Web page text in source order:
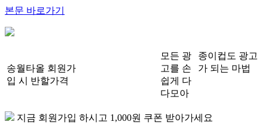
본문 바로가기
송월타올 회원가
입 시 반할가격
모든 광
고를 손
쉽게 다
다모아
종이컵도 광고
가 되는 마법
지금 회원가입 하시고 1,000원 쿠폰 받아가세요